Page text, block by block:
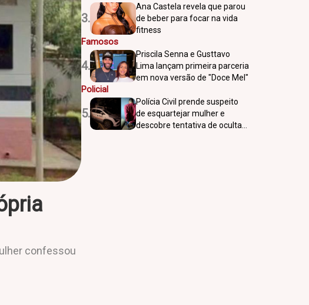
confessou
3.
Ana Castela revela que parou
de beber para focar na vida
fitness
Famosos
4.
Priscila Senna e Gusttavo
Lima lançam primeira parceria
em nova versão de "Doce Mel"
Policial
5.
Polícia Civil prende suspeito
de esquartejar mulher e
descobre tentativa de ocultar